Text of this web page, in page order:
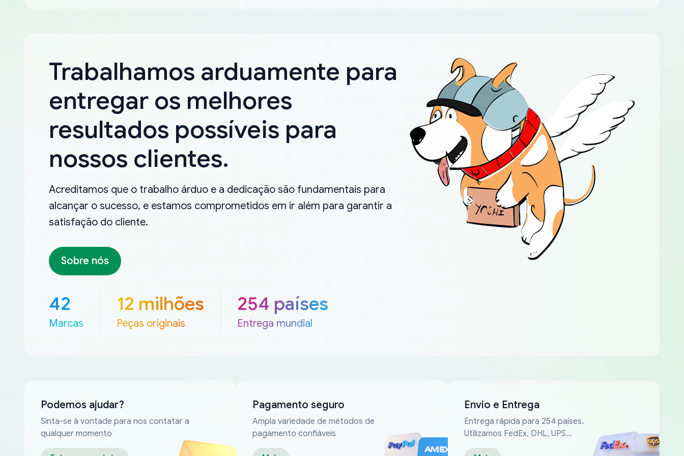
Trabalhamos arduamente para
entregar os melhores
resultados possíveis para
nossos clientes.
Acreditamos que o trabalho árduo e a dedicação são fundamentais para
alcançar o sucesso, e estamos comprometidos em ir além para garantir a
satisfação do cliente.
Sobre nós
42
Marcas
12 milhões
Peças originais
254 países
Entrega mundial
Podemos ajudar?
Sinta-se à vontade para nos contatar a
qualquer momento
Pagamento seguro
Ampla variedade de métodos de
pagamento confiáveis
Envio e Entrega
Entrega rápida para 254 países.
Utilizamos FedEx, DHL, UPS...